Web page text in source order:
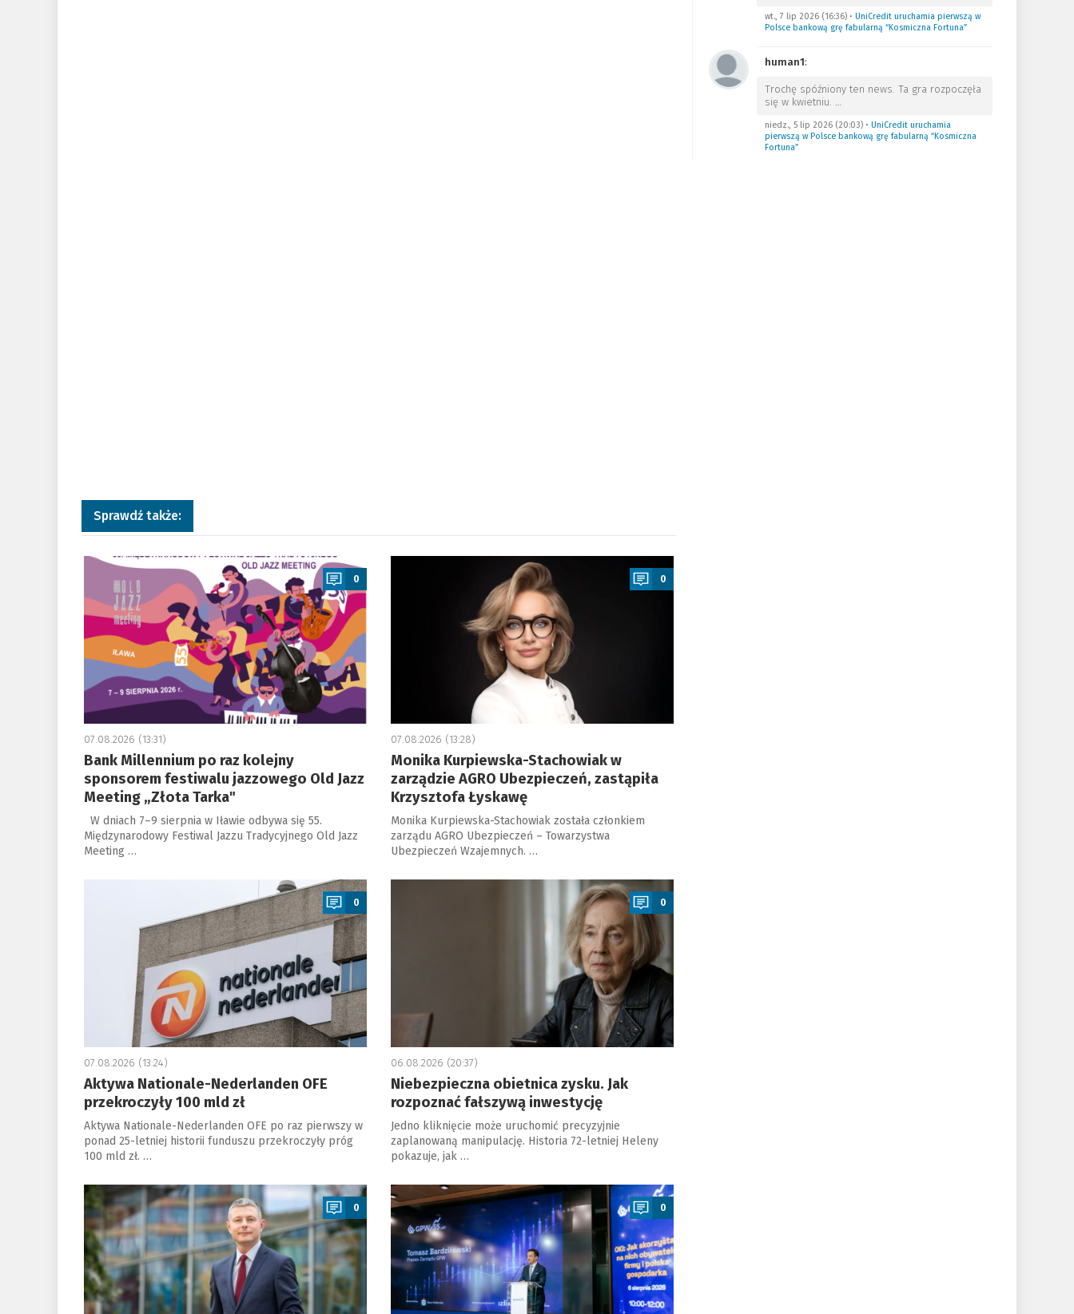
Sprawdź także:
a
0
07.08.2026 (13:31)
Bank Millennium po raz kolejny
sponsorem festiwalu jazzowego Old Jazz
Meeting „Złota Tarka"
W dniach 7–9 sierpnia w Iławie odbywa się 55.
Międzynarodowy Festiwal Jazzu Tradycyjnego Old Jazz
Meeting …
a
0
07.08.2026 (13:28)
Monika Kurpiewska-Stachowiak w
zarządzie AGRO Ubezpieczeń, zastąpiła
Krzysztofa Łyskawę
Monika Kurpiewska-Stachowiak została członkiem
zarządu AGRO Ubezpieczeń – Towarzystwa
Ubezpieczeń Wzajemnych. …
0
07.08.2026 (13:24)
Aktywa Nationale-Nederlanden OFE
przekroczyły 100 mld zł
Aktywa Nationale-Nederlanden OFE po raz pierwszy w
ponad 25-letniej historii funduszu przekroczyły próg
100 mld zł. …
a
0
06.08.2026 (20:37)
Niebezpieczna obietnica zysku. Jak
rozpoznać fałszywą inwestycję
Jedno kliknięcie może uruchomić precyzyjnie
zaplanowaną manipulację. Historia 72-letniej Heleny
pokazuje, jak …
a
0
a
0
wt., 7 lip 2026 (16:36)• UniCredit uruchamia pierwszą w
Polsce bankową grę fabularną “Kosmiczna Fortuna”
human1:
Trochę spóźniony ten news. Ta gra rozpoczęła
się w kwietniu. …
niedz., 5 lip 2026 (20:03)• UniCredit uruchamia
pierwszą w Polsce bankową grę fabularną “Kosmiczna
Fortuna”